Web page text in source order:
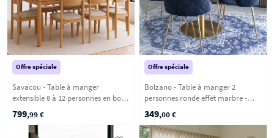
Offre spéciale
Savacou - Table à manger
extensible 8 à 12 personnes en bois
799,99 €
Offre spéciale
Bolzano - Table à manger 2
personnes ronde effet marbre -
Blanc
349,00 €